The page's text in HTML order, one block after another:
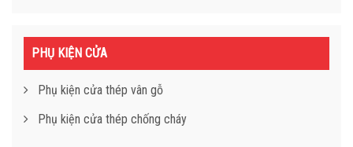
PHỤ KIỆN CỬA
Phụ kiện cửa thép vân gỗ
Phụ kiện cửa thép chống cháy